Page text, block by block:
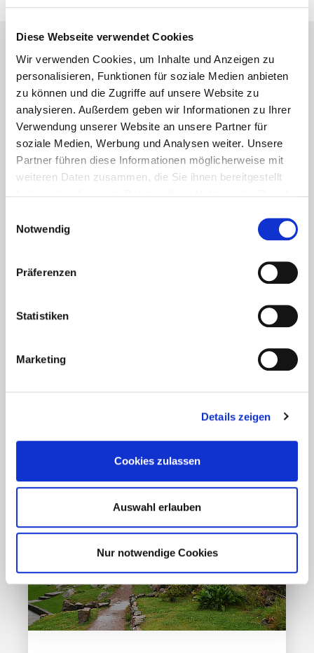
Diese Webseite verwendet Cookies
Wir verwenden Cookies, um Inhalte und Anzeigen zu
personalisieren, Funktionen für soziale Medien anbieten
zu können und die Zugriffe auf unsere Website zu
analysieren. Außerdem geben wir Informationen zu Ihrer
Verwendung unserer Website an unsere Partner für
soziale Medien, Werbung und Analysen weiter. Unsere
Partner führen diese Informationen möglicherweise mit
weiteren Daten zusammen, die Sie ihnen bereitgestellt
Notwendig
Präferenzen
Statistiken
Marketing
Details zeigen
Cookies zulassen
Auswahl erlauben
Nur notwendige Cookies
Lesetipps
UNSERE EMPFEHLUNGEN
Aktuelles - Nyheter
Ansteckungsgefahren aus dem
Mehr erfahren